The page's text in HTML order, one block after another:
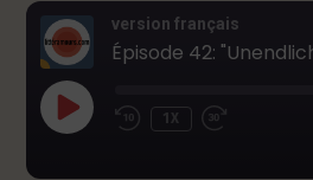
version français
1X